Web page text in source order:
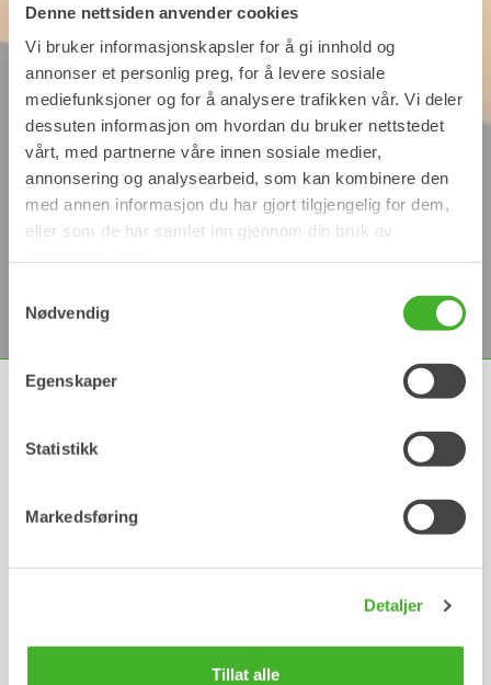
Denne nettsiden anvender cookies
Vi bruker informasjonskapsler for å gi innhold og
annonser et personlig preg, for å levere sosiale
mediefunksjoner og for å analysere trafikken vår. Vi deler
dessuten informasjon om hvordan du bruker nettstedet
vårt, med partnerne våre innen sosiale medier,
annonsering og analysearbeid, som kan kombinere den
med annen informasjon du har gjort tilgjengelig for dem,
eller som de har samlet inn gjennom din bruk av
Nødvendig
Egenskaper
Statistikk
Markedsføring
Detaljer
Tillat alle